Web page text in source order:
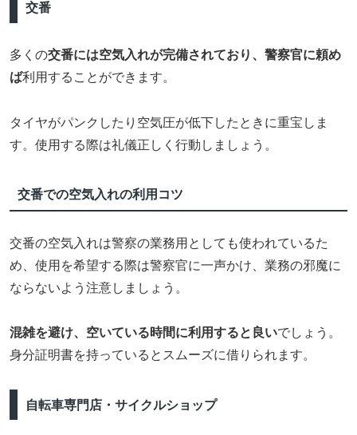
交番
多くの交番には空気入れが完備されており、警察官に頼め
ば利用することができます。
タイヤがパンクしたり空気圧が低下したときに重宝しま
す。使用する際は礼儀正しく行動しましょう。
交番での空気入れの利用コツ
交番の空気入れは警察の業務用としても使われているた
め、使用を希望する際は警察官に一声かけ、業務の邪魔に
ならないよう注意しましょう。
混雑を避け、空いている時間に利用すると良いでしょう。
身分証明書を持っているとスムーズに借りられます。
自転車専門店・サイクルショップ